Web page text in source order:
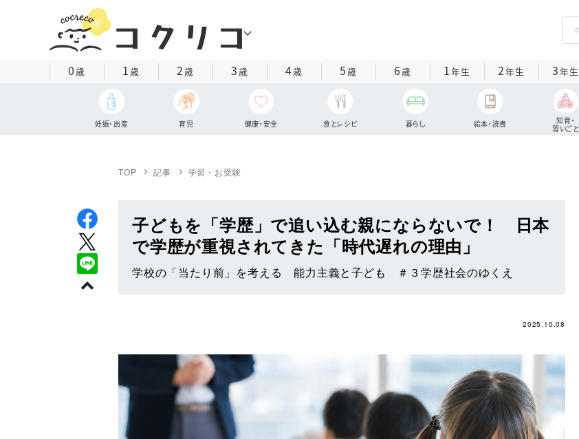
0歳 1歳 2歳 3歳 4歳 5歳 6歳 1年生 2年生 3年生
妊娠・出産 育児 健康・安全 食とレシピ 暮らし 絵本・読書
知育・
習いごと
TOP 記事 学習・お受験
子どもを「学歴」で追い込む親にならないで！ 日本
で学歴が重視されてきた「時代遅れの理由」
学校の「当たり前」を考える 能力主義と子ども ＃３学歴社会のゆくえ
2025.10.08